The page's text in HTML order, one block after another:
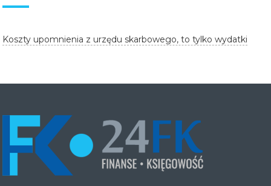
Koszty upomnienia z urzędu skarbowego, to tylko wydatki